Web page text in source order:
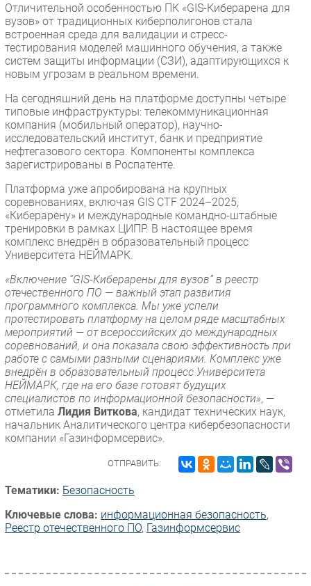
Отличительной особенностью ПК «GIS-Киберарена для
вузов» от традиционных киберполигонов стала
встроенная среда для валидации и стресс-
тестирования моделей машинного обучения, а также
систем защиты информации (СЗИ), адаптирующихся к
новым угрозам в реальном времени.
На сегодняшний день на платформе доступны четыре
типовые инфраструктуры: телекоммуникационная
компания (мобильный оператор), научно-
исследовательский институт, банк и предприятие
нефтегазового сектора. Компоненты комплекса
зарегистрированы в Роспатенте.
Платформа уже апробирована на крупных
соревнованиях, включая GIS CTF 2024–2025,
«Киберарену» и международные командно-штабные
тренировки в рамках ЦИПР. В настоящее время
комплекс внедрён в образовательный процесс
Университета НЕЙМАРК.
«Включение “GIS-Киберарены для вузов” в реестр
отечественного ПО — важный этап развития
программного комплекса. Мы уже успели
протестировать платформу на целом ряде масштабных
мероприятий — от всероссийских до международных
соревнований, и она показала свою эффективность при
работе с самыми разными сценариями. Комплекс уже
внедрён в образовательный процесс Университета
НЕЙМАРК, где на его базе готовят будущих
специалистов по информационной безопасности», —
отметила Лидия Виткова, кандидат технических наук,
начальник Аналитического центра кибербезопасности
компании «Газинформсервис».
ОТПРАВИТЬ:
Тематики: Безопасность
Ключевые слова: информационная безопасность,
Реестр отечественного ПО, Газинформсервис